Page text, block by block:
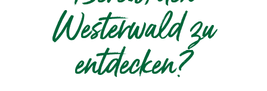
Westerwald zu
entdecken?